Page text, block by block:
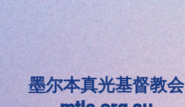
墨尔本真光基督教会